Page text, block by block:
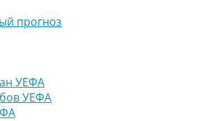
прогноз
УЕФА
УЕФА